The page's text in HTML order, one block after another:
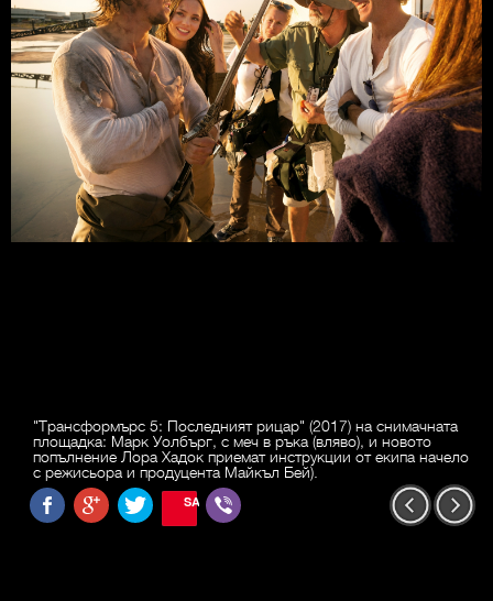
"Трансформърс 5: Последният рицар" (2017) на снимачната
площадка: Марк Уолбърг, с меч в ръка (вляво), и новото
попълнение Лора Хадок приемат инструкции от екипа начело
с режисьора и продуцента Майкъл Бей).
SAVE